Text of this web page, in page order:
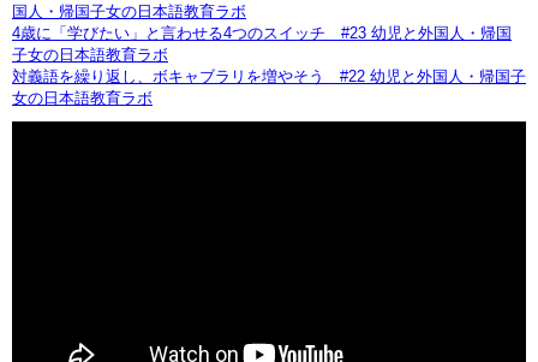
国人・帰国子女の日本語教育ラボ
4歳に「学びたい」と言わせる4つのスイッチ #23 幼児と外国人・帰国
子女の日本語教育ラボ
対義語を繰り返し、ボキャブラリを増やそう #22 幼児と外国人・帰国子
女の日本語教育ラボ